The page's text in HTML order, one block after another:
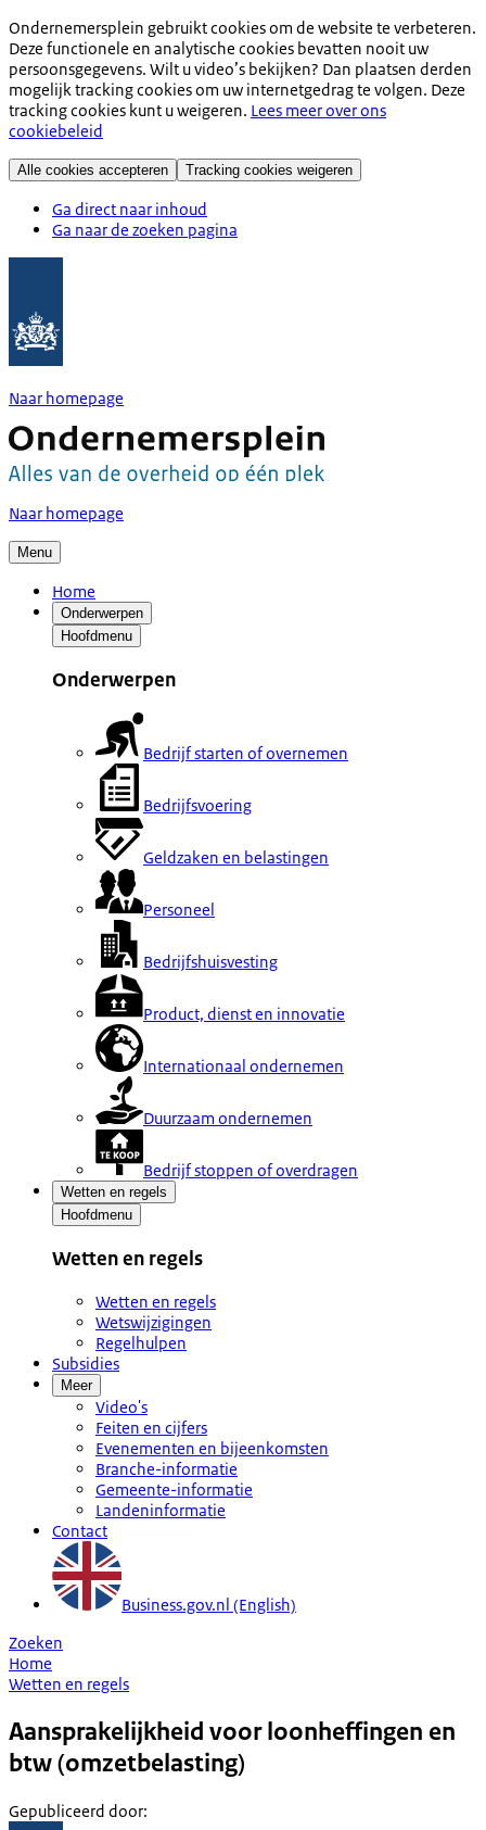
Ondernemersplein gebruikt cookies om de website te verbeteren.
Deze functionele en analytische cookies bevatten nooit uw
persoonsgegevens. Wilt u video’s bekijken? Dan plaatsen derden
mogelijk tracking cookies om uw internetgedrag te volgen. Deze
tracking cookies kunt u weigeren. Lees meer over ons
cookiebeleid
Alle cookies accepteren Tracking cookies weigeren
Ga direct naar inhoud
Ga naar de zoeken pagina
Naar homepage
Naar homepage
Menu
Home
Onderwerpen
Hoofdmenu
Onderwerpen
Bedrijf starten of overnemen
Bedrijfsvoering
Geldzaken en belastingen
Personeel
Bedrijfshuisvesting
Product, dienst en innovatie
Internationaal ondernemen
Duurzaam ondernemen
Bedrijf stoppen of overdragen
Wetten en regels
Hoofdmenu
Wetten en regels
Wetten en regels
Wetswijzigingen
Regelhulpen
Subsidies
Meer
Video's
Feiten en cijfers
Evenementen en bijeenkomsten
Branche-informatie
Gemeente-informatie
Landeninformatie
Contact
Business.gov.nl (English)
Zoeken
Home
Wetten en regels
Aansprakelijkheid voor loonheffingen en
btw (omzetbelasting)
Gepubliceerd door: